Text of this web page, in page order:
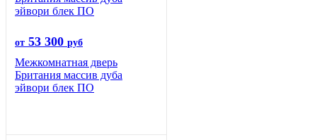
от 53 300 руб
Межкомнатная дверь
Британия массив дуба
эйвори блек ПО